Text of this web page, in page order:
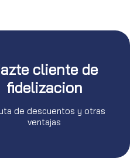
cliente de
fidelizacion
de descuentos y otras
ventajas